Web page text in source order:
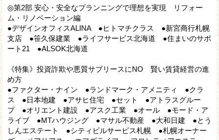
◎第2部 安心・安全なプランニングで理想を実現 リフォー
ム・リノベーション編
●デザインオフィスALINA ●ヒトマチクラス ●新宮商行札幌
支店 ●笹久保建業 ●ライフサービス北海道 ●住まいのサポ
ート21 ●ALSOK北海道
《特集》投資詐欺や悪質サブリースにNO 賢い賃貸経営の進
め方
●ファクター・ナイン ●ランドマーク・アメニティ ●クラ
ス ●日本地建 ●アサヒ住宅 ●セット ●アトラスグルー
プ ●オリエント建設 ●アスク工業 ●オール ●モード・ア
ライブ ●MTハウジング ●マサル不動産 ●大和日建 ●とう
しんエステート ●シティビルサービス札幌 ●札幌オーナー